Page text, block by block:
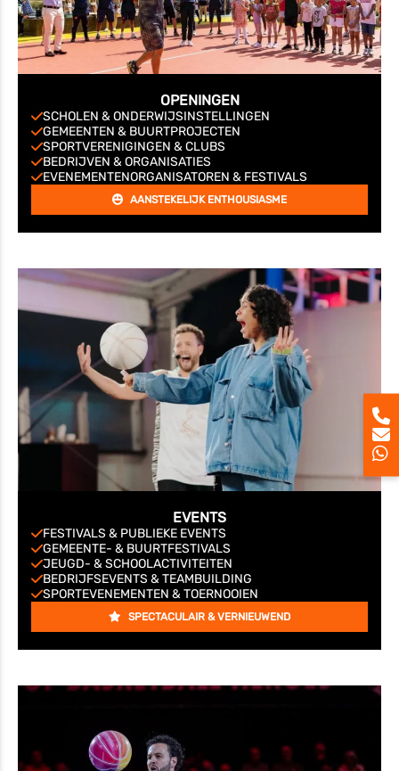
OPENINGEN
SCHOLEN & ONDERWIJSINSTELLINGEN
GEMEENTEN & BUURTPROJECTEN
SPORTVERENIGINGEN & CLUBS
BEDRIJVEN & ORGANISATIES
EVENEMENTENORGANISATOREN & FESTIVALS
AANSTEKELIJK ENTHOUSIASME
EVENTS
FESTIVALS & PUBLIEKE EVENTS
GEMEENTE- & BUURTFESTIVALS
JEUGD- & SCHOOLACTIVITEITEN
BEDRIJFSEVENTS & TEAMBUILDING
SPORTEVENEMENTEN & TOERNOOIEN
SPECTACULAIR & VERNIEUWEND